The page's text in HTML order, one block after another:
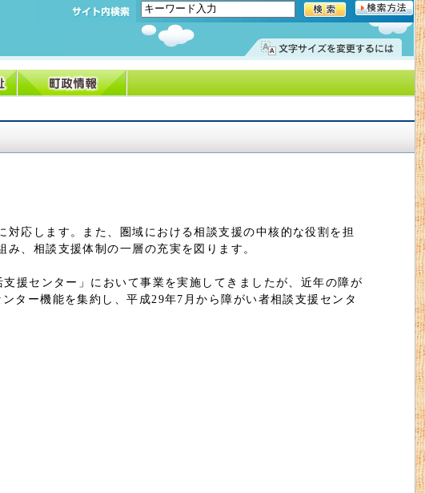
応します。また、圏域における相談支援の中核的な役割を担
、相談支援体制の一層の充実を図ります。
援センター」において事業を実施してきましたが、近年の障が
ター機能を集約し、平成29年7月から障がい者相談支援センタ